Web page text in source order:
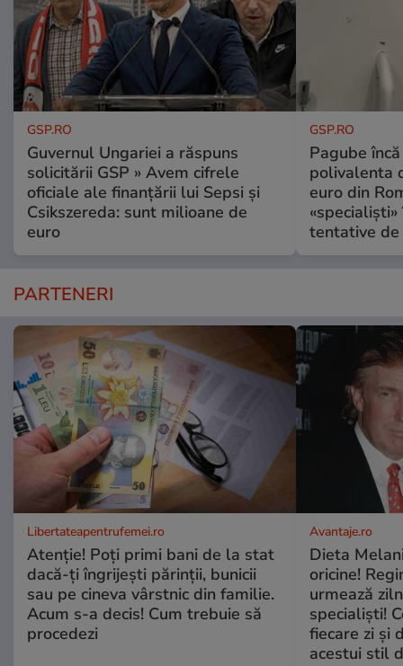
GSP.RO
Guvernul Ungariei a răspuns
solicitării GSP » Avem cifrele
oficiale ale finanțării lui Sepsi și
Csikszereda: sunt milioane de
euro
GSP.RO
Pagube
polivalenta
euro din
tentative de
PARTENERI
Libertateapentrufemei.ro
Atenție! Poți primi bani de la stat
dacă-ți îngrijești părinții, bunicii
sau pe cineva vârstnic din familie.
Acum s-a decis! Cum trebuie să
procedezi
Avantaje.ro
Dieta
oricine!
urmează
specialiști!
fiecare zi și
acestui stil